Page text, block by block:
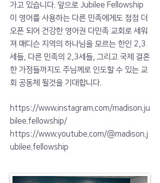
가고 있습니다. 앞으로 Jubilee Fellowship
이 영어를 사용하는 다른 민족에게도 점점 더
오픈 되어 건강한 영어권 다민족 교회로 세워
져 매디슨 지역의 하나님을 모르는 한인 2,3
세들, 다른 민족의 2,3세들, 그리고 국제 결혼
한 가정들까지도 주님께로 인도할 수 있는 교
회 공동체 될것을 기대합니다.​​​​
https://www.instagram.com/madison.ju
bilee.fellowship/
https://www.youtube.com/@madison.j
ubilee.fellowship